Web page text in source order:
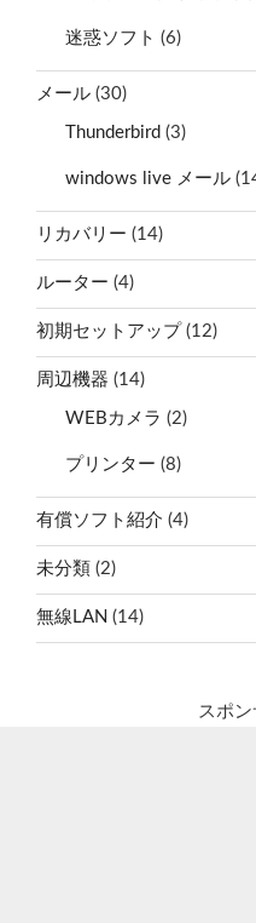
迷惑ソフト (6)
メール (30)
Thunderbird (3)
windows live メール
リカバリー (14)
ルーター (4)
初期セットアップ (12)
周辺機器 (14)
WEBカメラ (2)
プリンター (8)
有償ソフト紹介 (4)
未分類 (2)
無線LAN (14)
スポ